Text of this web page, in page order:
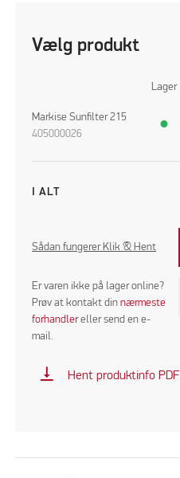
Vælg produkt
Lager
Markise Sunfilter 215
405000026
●
I ALT
Sådan fungerer Klik & Hent
Er varen ikke på lager online?
Prøv at kontakt dinnærmeste
forhandlereller send en e-
mail.
vertical_align_bottom Hent produktinfo PDF